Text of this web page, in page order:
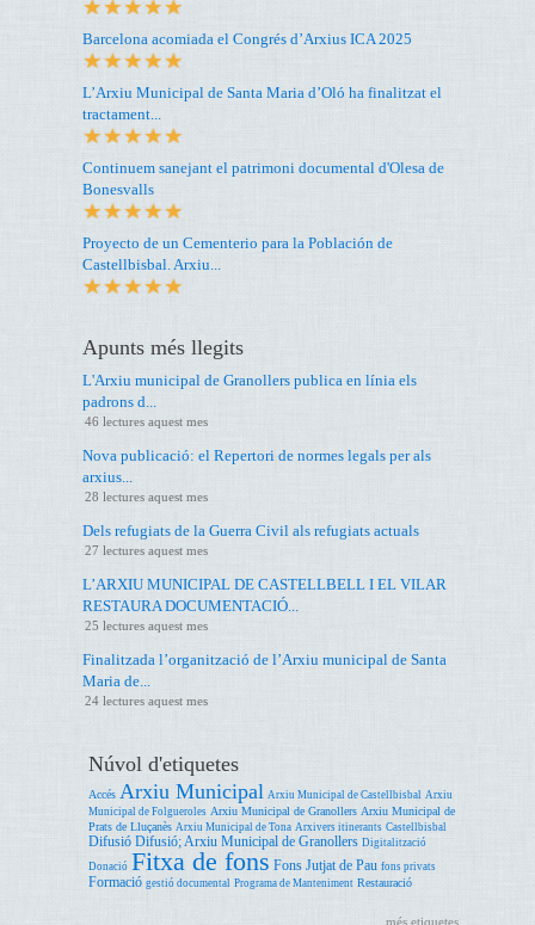
Barcelona acomiada el Congrés d’Arxius ICA 2025
L’Arxiu Municipal de Santa Maria d’Oló ha finalitzat el
tractament...
Continuem sanejant el patrimoni documental d'Olesa de
Bonesvalls
Proyecto de un Cementerio para la Población de
Castellbisbal. Arxiu...
Apunts més llegits
L'Arxiu municipal de Granollers publica en línia els
padrons d...
46 lectures aquest mes
Nova publicació: el Repertori de normes legals per als
arxius...
28 lectures aquest mes
Dels refugiats de la Guerra Civil als refugiats actuals
27 lectures aquest mes
L’ARXIU MUNICIPAL DE CASTELLBELL I EL VILAR
RESTAURA DOCUMENTACIÓ...
25 lectures aquest mes
Finalitzada l’organització de l’Arxiu municipal de Santa
Maria de...
24 lectures aquest mes
Núvol d'etiquetes
Accés Arxiu Municipal Arxiu Municipal de Castellbisbal Arxiu
Municipal de Folgueroles Arxiu Municipal de Granollers Arxiu Municipal de
Prats de Lluçanès Arxiu Municipal de Tona Arxivers itinerants Castellbisbal
Difusió Difusió; Arxiu Municipal de Granollers Digitalització
Donació Fitxa de fons Fons Jutjat de Pau fons privats
Formació gestió documental Programa de Manteniment Restauració
més etiquetes